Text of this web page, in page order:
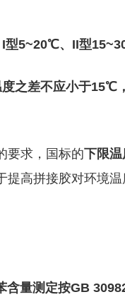
I型5~20℃、II型
之差不应小于15℃
要求，国标的下限温
提高拼接胶对环境
含量测定按GB